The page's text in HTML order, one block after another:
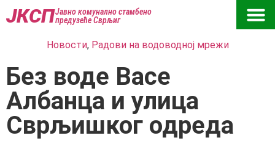
ЈКСПЈавно комунално стамбено
предузеће Сврљиг
Новости, Радови на водоводној мрежи
Без воде Васе
Албанца и улица
Сврљишког одреда